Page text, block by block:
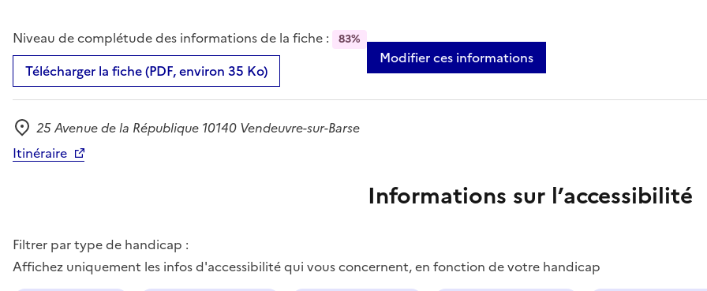
Niveau de complétude des informations de la fiche : 83%
Télécharger la fiche (PDF, environ 35 Ko)
Modifier ces informations
Adresse
25 Avenue de la République 10140 Vendeuvre-sur-Barse
Itinéraire
Informations sur l’accessibilité
Filtrer par type de handicap :
Affichez uniquement les infos d'accessibilité qui vous concernent, en fonction de votre handicap